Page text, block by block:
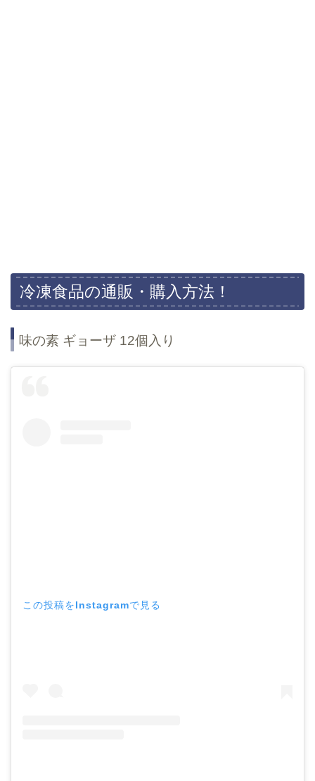
冷凍食品の通販・購入方法！
味の素 ギョーザ 12個入り
この投稿をInstagramで見る